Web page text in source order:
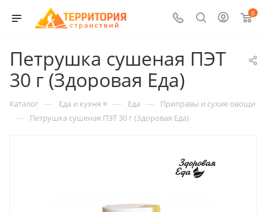
0
Петрушка сушеная ПЭТ
30 г (Здоровая Еда)
Каталог — Еда и кухня ≡ — Еда — Приправы и сухие овощи
— Петрушка сушеная ПЭТ 30 г (Здоровая Еда)